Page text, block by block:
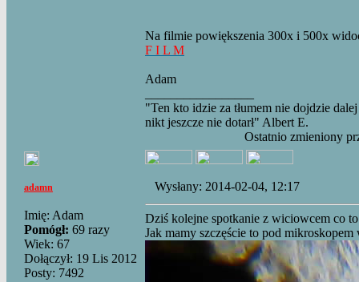
Na filmie powiększenia 300x i 500x
F I L M
Adam
"Ten kto idzie za tłumem nie dojdzie
nikt jeszcze nie dotarł" Albert E.
Ostatnio zmieniony
adamn
Imię: Adam
Pomógł: 69 razy
Wiek: 67
Dołączył: 19 Lis 2012
Posty: 7492
Wysłany: 2014-02-04, 12:17
Dziś kolejne spotkanie z wiciowcem co
Jak mamy szczęście to pod